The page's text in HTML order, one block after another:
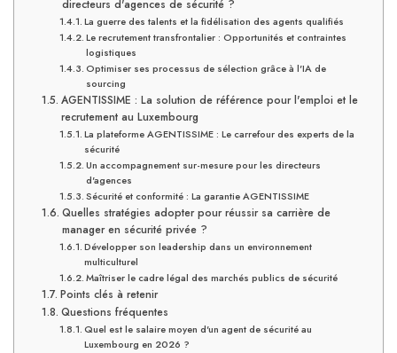
directeurs d'agences de sécurité ?
La guerre des talents et la fidélisation des agents qualifiés
Le recrutement transfrontalier : Opportunités et contraintes
logistiques
Optimiser ses processus de sélection grâce à l'IA de
sourcing
AGENTISSIME : La solution de référence pour l'emploi et le
recrutement au Luxembourg
La plateforme AGENTISSIME : Le carrefour des experts de la
sécurité
Un accompagnement sur-mesure pour les directeurs
d'agences
Sécurité et conformité : La garantie AGENTISSIME
Quelles stratégies adopter pour réussir sa carrière de
manager en sécurité privée ?
Développer son leadership dans un environnement
multiculturel
Maîtriser le cadre légal des marchés publics de sécurité
Points clés à retenir
Questions fréquentes
Quel est le salaire moyen d'un agent de sécurité au
Luxembourg en 2026 ?